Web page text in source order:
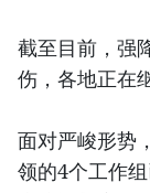
截至目前，强
伤，各地正在
面对严峻形势
领的4个工作